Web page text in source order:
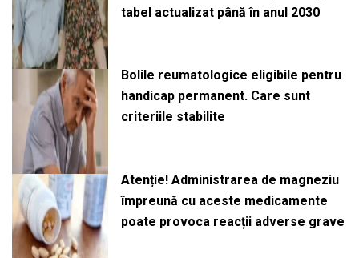
tabel actualizat până în anul 2030
Bolile reumatologice eligibile pentru
handicap permanent. Care sunt
criteriile stabilite
Atenție! Administrarea de magneziu
împreună cu aceste medicamente
poate provoca reacții adverse grave